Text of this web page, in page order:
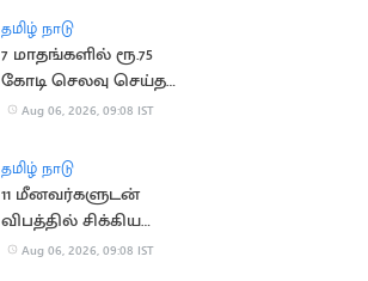
தமிழ் நாடு
7 மாதங்களில் ரூ.75
கோடி செலவு செய்த
பிரதமர் மோடி
Aug 06, 2026, 09:08 IST
தமிழ் நாடு
11 மீனவர்களுடன்
விபத்தில் சிக்கிய
இந்திய மீனவர்களின்
Aug 06, 2026, 09:08 IST